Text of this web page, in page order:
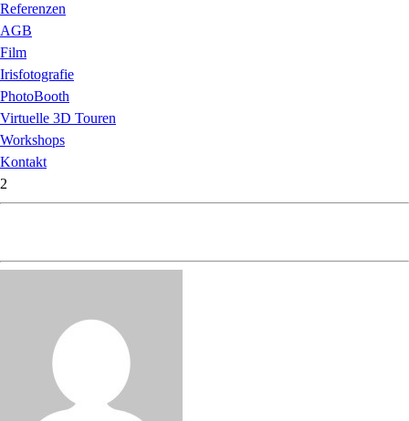
Referenzen
AGB
Film
Irisfotografie
PhotoBooth
Virtuelle 3D Touren
Workshops
Kontakt
2